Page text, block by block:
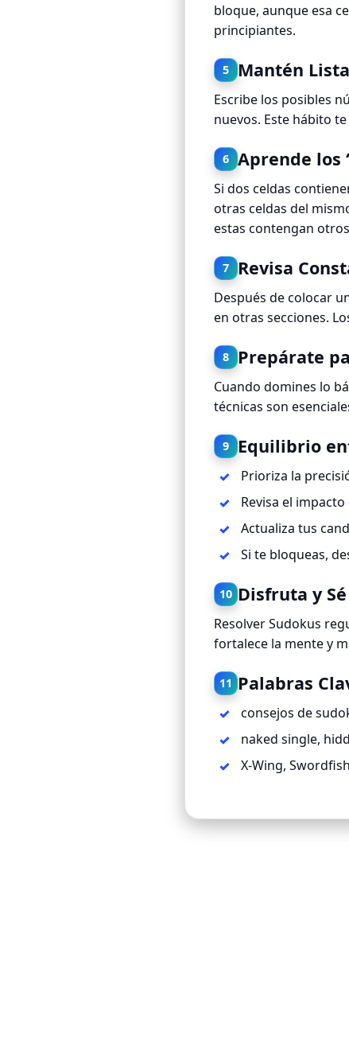
bloque, aunque esa
principiantes.
5 Mantén
Escribe los posibles
nuevos. Este hábito
6 Aprende los
Si dos celdas
otras celdas del
estas contengan
7 Revisa
Después de colocar
en otras secciones.
8 Prepárate
Cuando domines lo
técnicas son
9 Equilibrio
Prioriza la
Revisa el
Actualiza tus
Si te bloqueas,
10 Disfruta y
Resolver Sudokus
fortalece la mente y
11 Palabras
consejos de
naked single,
X-Wing,